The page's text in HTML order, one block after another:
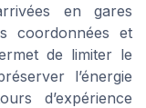
en gares
coordonnées et
de limiter le
l’énergie
d’expérience